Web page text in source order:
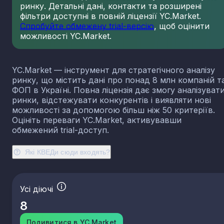
Які КВЕДи сюди входять?
ринку. Детальні дані, контакти та розширені
фільтри доступні в повній ліцензії YC.Market.
Спробуйте обмежену trial-версію, щоб оцінити
можливості YC.Market.
YC.Market — інструмент для стратегічного аналізу
ринку, що містить дані про понад 8 млн компаній
ФОП в Україні. Повна ліцензія дає змогу
ринки, відстежувати конкурентів і виявляти нові
можливості за допомогою більш ніж 50 критеріїв.
Оцініть переваги YC.Market, активувавши
обмежений trial-доступ.
Усі діючі
8
Подивитися в YC.Market
23.13 Виробництво порожнистого скла
23.14 Виробництво скловолокна
23.19 Виробництво й оброблення інших скляних
23.31 Виробництво керамічних плиток і плит
23.32 Виробництво цегли, черепиці та інших
виробів із випаленої глини
23.41
Виробництво господарських і декоративних
керамічних виробів
23.42
Виробництво керамічних санітарно-технічних
23.43 Виробництво керамічних електроізоляторів та
ізоляційної арматури
призначення
23.49 Виробництво інших керамічних виробів
23.52 Виробництво вапна та гіпсових сумішей